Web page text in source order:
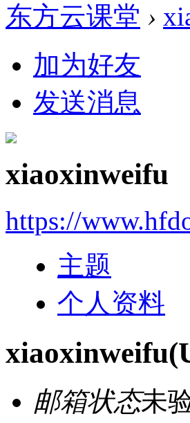
东方云课堂 ›
加为好友
发送消息
xiaoxinweifu
https://
主题
个人资料
xiaoxinweifu
邮箱状态未